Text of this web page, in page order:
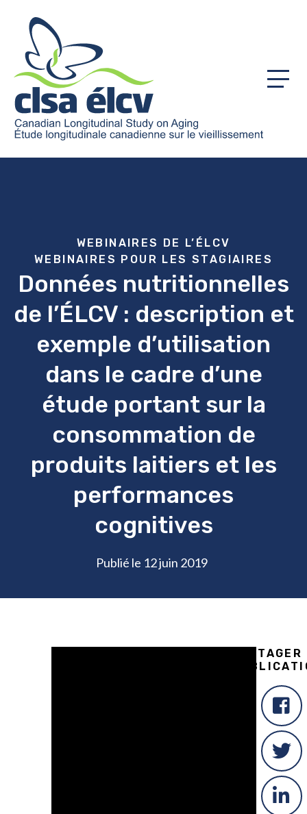
Menu
WEBINAIRES DE L’ÉLCV
WEBINAIRES POUR LES STAGIAIRES
Données nutritionnelles
de l’ÉLCV : description et
exemple d’utilisation
dans le cadre d’une
étude portant sur la
consommation de
produits laitiers et les
performances
cognitives
Publié le 12 juin 2019